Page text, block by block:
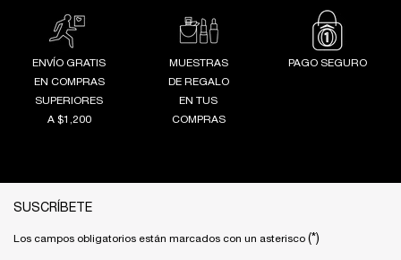
ENVÍO GRATIS
EN COMPRAS
SUPERIORES
A $1,200
MUESTRAS
DE REGALO
EN TUS
COMPRAS
PAGO SEGURO
SUSCRÍBETE
Los campos obligatorios están marcados con un asterisco (*)